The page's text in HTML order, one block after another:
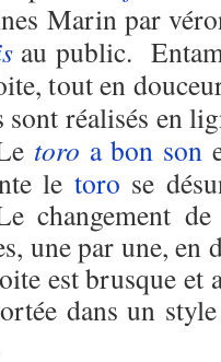
Marin par
au public.
tout en
sont réalisés en
toro a bon son
le toro se
changement de
une par une,
est brusque et
dans un